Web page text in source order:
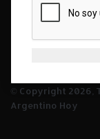
© Copyright 2026,
Argentino Hoy